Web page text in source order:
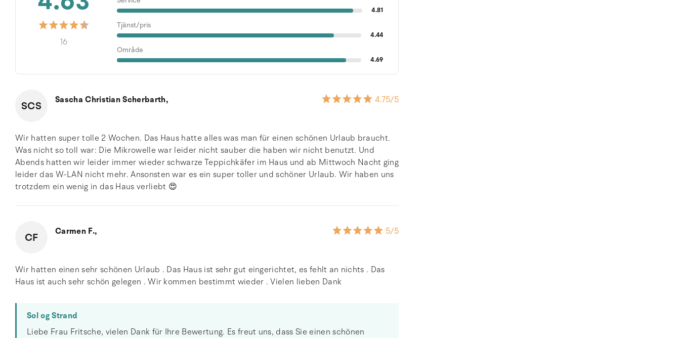
16
4.81
Tjänst/pris
4.44
Område
4.69
SCS Sascha Christian Scherbarth, 4.75/5
Wir hatten super tolle 2 Wochen. Das Haus hatte alles was man für einen schönen Urlaub braucht.
Was nicht so toll war: Die Mikrowelle war leider nicht sauber die haben wir nicht benutzt. Und
Abends hatten wir leider immer wieder schwarze Teppichkäfer im Haus und ab Mittwoch Nacht ging
leider das W-LAN nicht mehr. Ansonsten war es ein super toller und schöner Urlaub. Wir haben uns
trotzdem ein wenig in das Haus verliebt 😍
CF Carmen F., 5/5
Wir hatten einen sehr schönen Urlaub . Das Haus ist sehr gut eingerichtet, es fehlt an nichts . Das
Haus ist auch sehr schön gelegen . Wir kommen bestimmt wieder . Vielen lieben Dank
Sol og Strand
Liebe Frau Fritsche, vielen Dank für Ihre Bewertung. Es freut uns, dass Sie einen schönen